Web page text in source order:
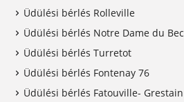
Üdülési bérlés Rolleville
Üdülési bérlés Notre Dame du Bec
Üdülési bérlés Turretot
Üdülési bérlés Fontenay 76
Üdülési bérlés Fatouville- Grestain